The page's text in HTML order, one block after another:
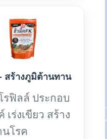
สร้างภูมิต้านทาน
รฟิลล์ ประกอบ
ร่งเขียว สร้าง
โรค